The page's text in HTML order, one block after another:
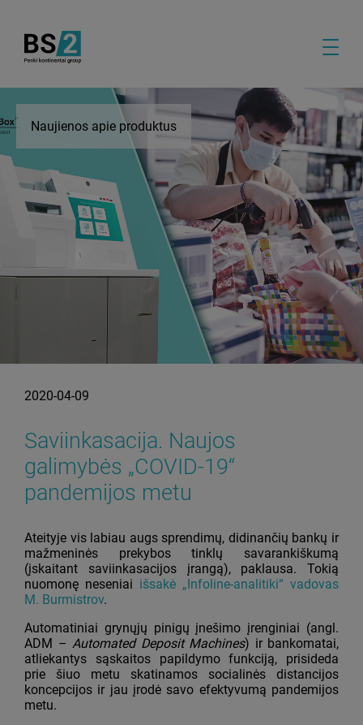
Naujienos apie produktus
2020-04-09
Saviinkasacija. Naujos
galimybės „COVID-19“
pandemijos metu
Ateityje vis labiau augs sprendimų, didinančių bankų ir
mažmeninės prekybos tinklų savarankiškumą
(įskaitant saviinkasacijos įrangą), paklausa. Tokią
nuomonę neseniai išsakė „Infoline-analitiki“ vadovas
M. Burmistrov.
Automatiniai grynųjų pinigų įnešimo įrenginiai (angl.
ADM – Automated Deposit Machines) ir bankomatai,
atliekantys sąskaitos papildymo funkciją, prisideda
prie šiuo metu skatinamos socialinės distancijos
koncepcijos ir jau įrodė savo efektyvumą pandemijos
metu.